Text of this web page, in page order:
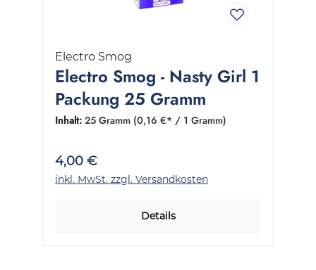
Electro Smog
Electro Smog - Nasty Girl 1
Packung 25 Gramm
Inhalt: 25 Gramm (0,16 €* / 1 Gramm)
4,00 €
inkl. MwSt. zzgl. Versandkosten
Details